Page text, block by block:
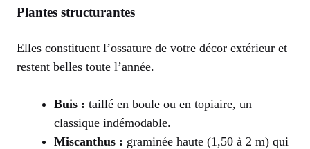
Plantes structurantes
Elles constituent l’ossature de votre décor extérieur et
restent belles toute l’année.
Buis : taillé en boule ou en topiaire, un
classique indémodable.
Miscanthus : graminée haute (1,50 à 2 m) qui